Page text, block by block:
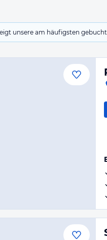
unsere am häufigsten